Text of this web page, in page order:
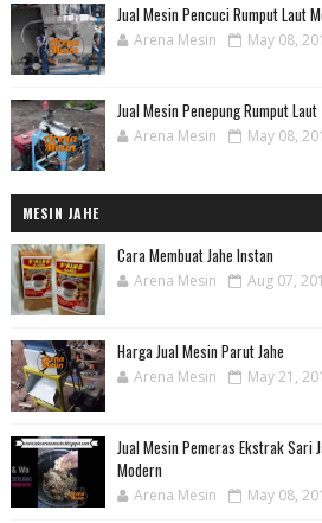
Jual Mesin Pencuci Rumput Laut
Arena Mesin May 08,
Jual Mesin Penepung Rumput
Arena Mesin May 08,
MESIN JAHE
Cara Membuat Jahe Instan
Arena Mesin Aug 07,
Harga Jual Mesin Parut Jahe
Arena Mesin May 21,
Jual Mesin Pemeras Ekstrak Sari
Modern
Arena Mesin May 08,